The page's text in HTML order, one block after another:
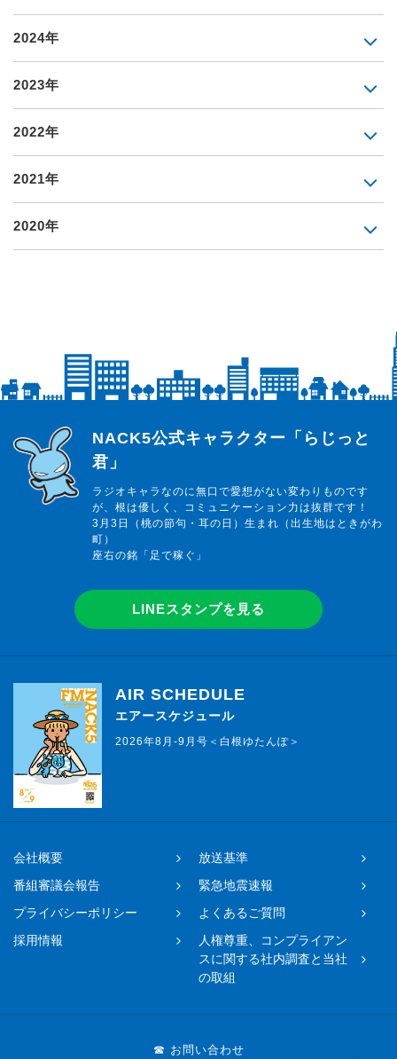
2024年
2023年
2022年
2021年
2020年
らじっと君
NACK5公式キャラクター「らじっと
君」
ラジオキャラなのに無口で愛想がない変わりものです
が、根は優しく、コミュニケーション力は抜群です！
3月3日（桃の節句・耳の日）生まれ（出生地はときがわ
町）
座右の銘「足で稼ぐ」
LINEスタンプを見る
AIR SCHEDULE
エアースケジュール
2026年8月-9月号＜白根ゆたんぽ＞
会社概要
放送基準
番組審議会報告
緊急地震速報
プライバシーポリシー
よくあるご質問
採用情報
人権尊重、コンプライアン
スに関する社内調査と当社
の取組
☎ お問い合わせ